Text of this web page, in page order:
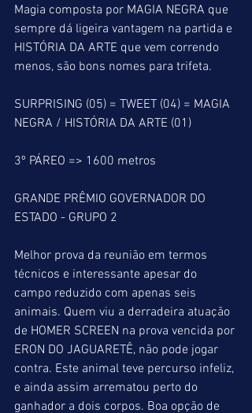
Magia composta por MAGIA NEGRA que
sempre dá ligeira vantagem na partida e
HISTÓRIA DA ARTE que vem correndo
menos, são bons nomes para trifeta.
SURPRISING (05) = TWEET (04) = MAGIA
NEGRA / HISTÓRIA DA ARTE (01)
3º PÁREO => 1600 metros
GRANDE PRÊMIO GOVERNADOR DO
ESTADO - GRUPO 2
Melhor prova da reunião em termos
técnicos e interessante apesar do
campo reduzido com apenas seis
animais. Quem viu a derradeira atuação
de HOMER SCREEN na prova vencida por
ERON DO JAGUARETÊ, não pode jogar
contra. Este animal teve percurso infeliz,
e ainda assim arrematou perto do
ganhador a dois corpos. Boa opção de